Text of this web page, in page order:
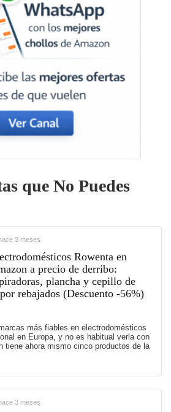
que No Puedes
3 meses
Rowenta en
a precio de derribo:
plancha y cepillo de
rebajados (Descuento -56%)
más fiables en electrodomésticos
en Europa, y no es habitual verla con
tiene ahora mismo cinco productos de la
3 meses